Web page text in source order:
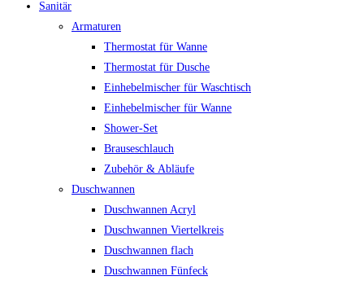
Sanitär
Armaturen
Thermostat für Wanne
Thermostat für Dusche
Einhebelmischer für Waschtisch
Einhebelmischer für Wanne
Shower-Set
Brauseschlauch
Zubehör & Abläufe
Duschwannen
Duschwannen Acryl
Duschwannen Viertelkreis
Duschwannen flach
Duschwannen Fünfeck